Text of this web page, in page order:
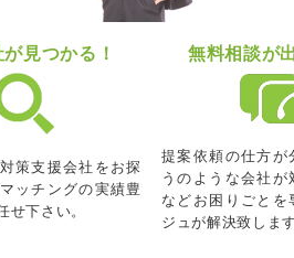
見つかる！ 無料相談が
策支援会社をお探
ッチングの実績豊
せ下さい。
提案依頼の仕方が
うのような会社が
などお困りごとを
ジュが解決致します